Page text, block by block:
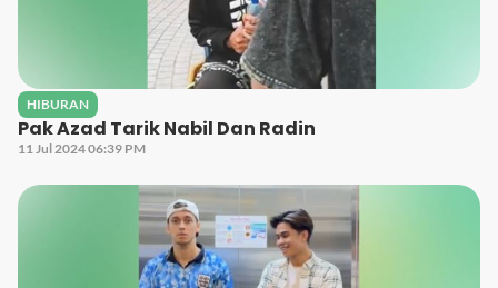
HIBURAN
Pak Azad Tarik Nabil Dan Radin
11 Jul 2024 06:39 PM